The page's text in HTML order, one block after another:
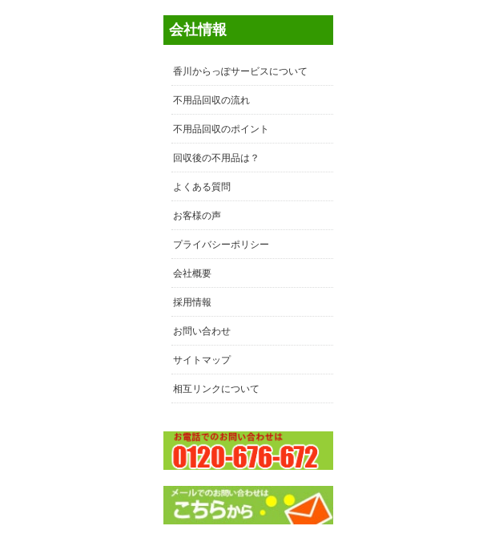
会社情報
香川からっぽサービスについて
不用品回収の流れ
不用品回収のポイント
回収後の不用品は？
よくある質問
お客様の声
プライバシーポリシー
会社概要
採用情報
お問い合わせ
サイトマップ
相互リンクについて